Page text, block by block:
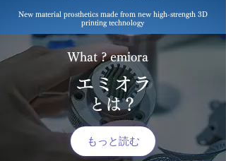
New material prosthetics made from new high-strength 3D
printing technology
What ? emiora
エミオラ
とは？
もっと読む